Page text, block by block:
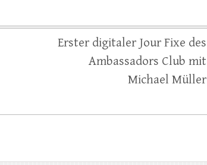
Erster digitaler Jour Fixe des
Ambassadors Club mit
Michael Müller